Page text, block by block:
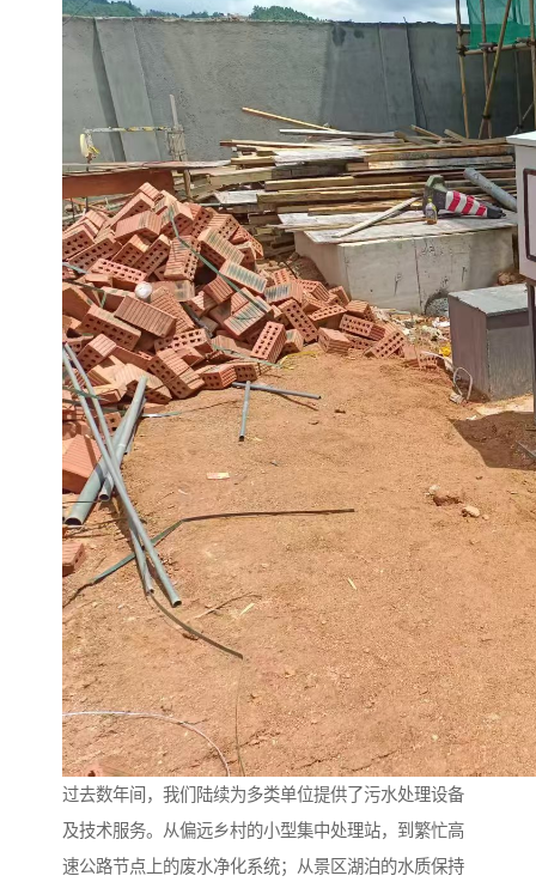
过去数年间，我们陆续为多类单位提供了污水处理设备
及技术服务。从偏远乡村的小型集中处理站，到繁忙高
速公路节点上的废水净化系统；从景区湖泊的水质保持